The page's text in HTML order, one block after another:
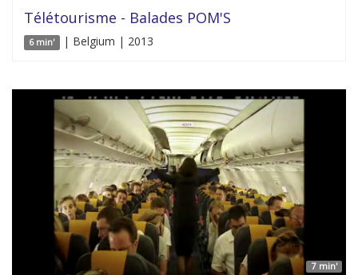
Télétourisme - Balades POM'S
6 min' | Belgium | 2013
7 min'